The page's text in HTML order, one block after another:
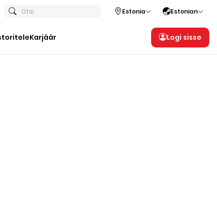
Otsi Estonia Estonian
Karjäär Logi sisse